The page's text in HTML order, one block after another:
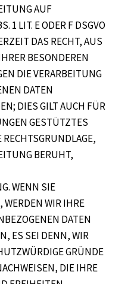
AUF
1 LIT. E ODER F DSGVO
DAS RECHT, AUS
BESONDEREN
DIE VERARBEITUNG
DATEN
DIES GILT AUCH FÜR
GESTÜTZTES
BERUHT,
WENN SIE
WERDEN WIR IHRE
DATEN
ES SEI DENN, WIR
GRÜNDE
DIE IHRE